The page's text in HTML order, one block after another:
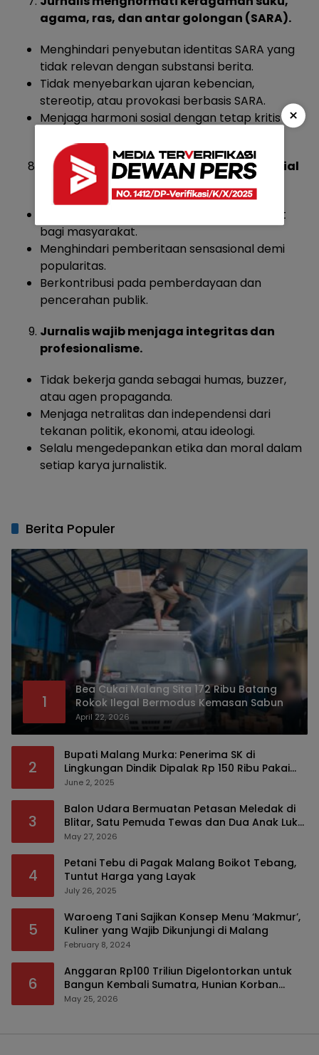
agama, ras, dan antar golongan (SARA).
Menghindari penyebutan identitas SARA yang
tidak relevan dengan substansi berita.
Tidak menyebarkan ujaran kebencian,
stereotip, atau provokasi berbasis SARA.
Menjaga harmoni sosial dengan tetap kritis
Jurnalis bertanggung jawab secara sosial
dan menjunjung kepentingan publik.
Mengutamakan informasi yang bermanfaat
bagi masyarakat.
Menghindari pemberitaan sensasional demi
popularitas.
Berkontribusi pada pemberdayaan dan
pencerahan publik.
Jurnalis wajib menjaga integritas dan
profesionalisme.
Tidak bekerja ganda sebagai humas, buzzer,
atau agen propaganda.
Menjaga netralitas dan independensi dari
tekanan politik, ekonomi, atau ideologi.
Selalu mengedepankan etika dan moral dalam
setiap karya jurnalistik.
Berita Populer
1
Bea Cukai Malang Sita 172 Ribu Batang
Rokok Ilegal Bermodus Kemasan Sabun
April 22, 2026
2
Bupati Malang Murka: Penerima SK di
Lingkungan Dindik Dipalak Rp 150 Ribu Pakai
Modus Tumpengan, KPK Turut Pantau
June 2, 2025
3
Balon Udara Bermuatan Petasan Meledak di
Blitar, Satu Pemuda Tewas dan Dua Anak Luka
Serius
May 27, 2026
4
Petani Tebu di Pagak Malang Boikot Tebang,
Tuntut Harga yang Layak
July 26, 2025
5
Waroeng Tani Sajikan Konsep Menu ‘Makmur’,
Kuliner yang Wajib Dikunjungi di Malang
February 8, 2024
6
Anggaran Rp100 Triliun Digelontorkan untuk
Bangun Kembali Sumatra, Hunian Korban
Bencana Bakal Difokuskan
May 25, 2026
×